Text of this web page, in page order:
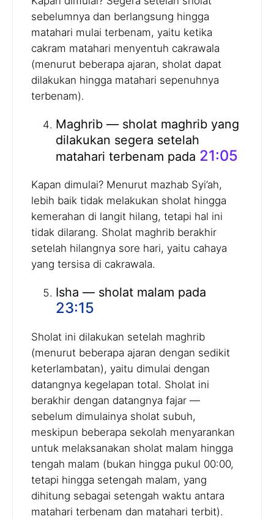
sebelumnya dan berlangsung hingga
matahari mulai terbenam, yaitu ketika
cakram matahari menyentuh cakrawala
(menurut beberapa ajaran, sholat dapat
dilakukan hingga matahari sepenuhnya
terbenam).
Maghrib — sholat maghrib yang
dilakukan segera setelah
matahari terbenam pada 21:05
Kapan dimulai? Menurut mazhab Syi’ah,
lebih baik tidak melakukan sholat hingga
kemerahan di langit hilang, tetapi hal ini
tidak dilarang. Sholat maghrib berakhir
setelah hilangnya sore hari, yaitu cahaya
yang tersisa di cakrawala.
Isha — sholat malam pada
23:15
Sholat ini dilakukan setelah maghrib
(menurut beberapa ajaran dengan sedikit
keterlambatan), yaitu dimulai dengan
datangnya kegelapan total. Sholat ini
berakhir dengan datangnya fajar —
sebelum dimulainya sholat subuh,
meskipun beberapa sekolah menyarankan
untuk melaksanakan sholat malam hingga
tengah malam (bukan hingga pukul 00:00,
tetapi hingga setengah malam, yang
dihitung sebagai setengah waktu antara
matahari terbenam dan matahari terbit).